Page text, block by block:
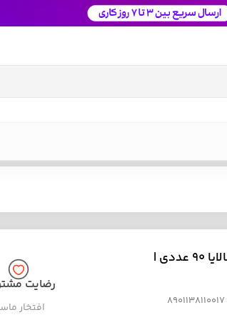
قرص لیو 52 دی اس هیمالایا 90 عددی |
8901138110017
رضایت
افتخار